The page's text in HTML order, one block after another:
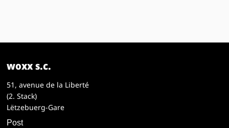
woxx s.c.
51, avenue de la Liberté
(2. Stack)
Lëtzebuerg-Gare
Post